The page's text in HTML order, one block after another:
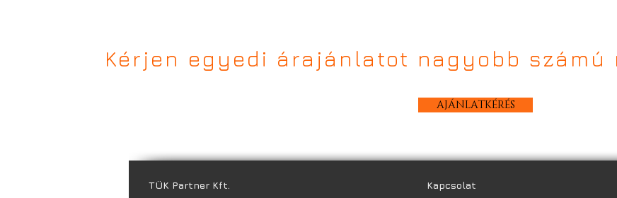
Kérjen egyedi árajánlatot nagyobb számú
AJÁNLATKÉRÉS
TÜK Partner Kft.
Kapcsolat